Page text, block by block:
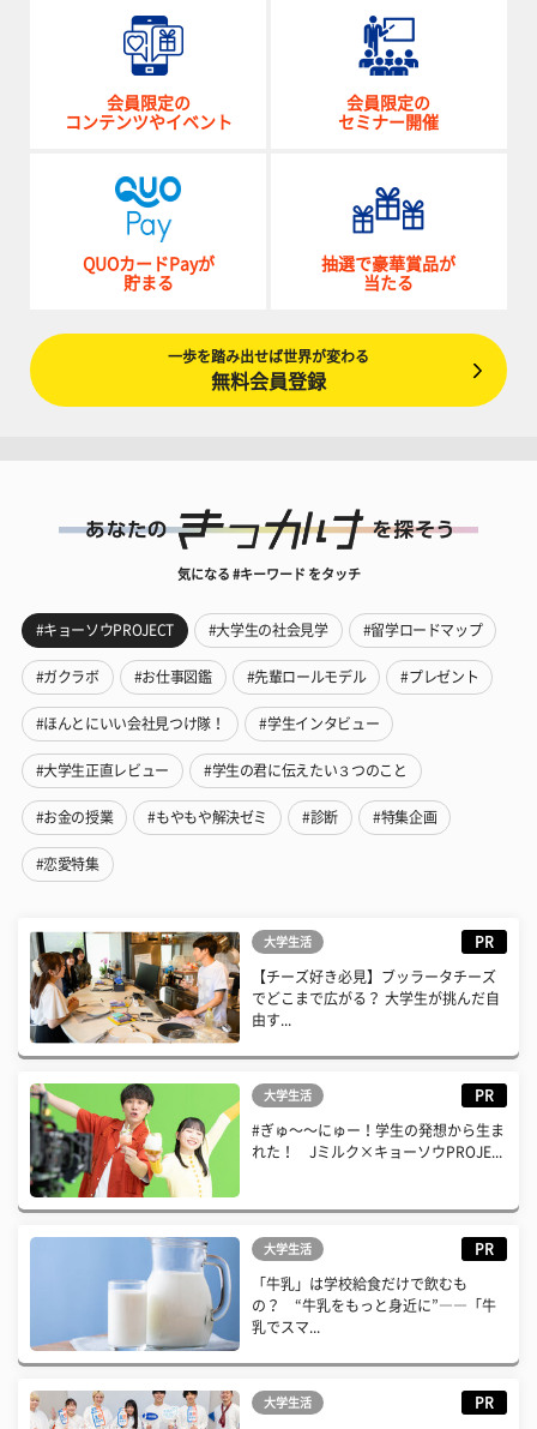
会員限定の
コンテンツやイベント
会員限定の
セミナー開催
QUOカードPayが
貯まる
抽選で豪華賞品が
当たる
一歩を踏み出せば世界が変わる
無料会員登録
気になる #キーワード をタッチ
#キョーソウPROJECT #大学生の社会見学 #留学ロードマップ
#ガクラボ #お仕事図鑑 #先輩ロールモデル #プレゼント
#ほんとにいい会社見つけ隊！ #学生インタビュー
#大学生正直レビュー #学生の君に伝えたい３つのこと
#お金の授業 #もやもや解決ゼミ #診断 #特集企画
#恋愛特集
大学生活 PR
【チーズ好き必見】ブッラータチーズ
でどこまで広がる？ 大学生が挑んだ自
由す...
大学生活 PR
#ぎゅ〜〜にゅー！学生の発想から生ま
れた！ Jミルク×キョーソウPROJE...
大学生活 PR
「牛乳」は学校給食だけで飲むも
の？ “牛乳をもっと身近に”――「牛
乳でスマ...
大学生活 PR